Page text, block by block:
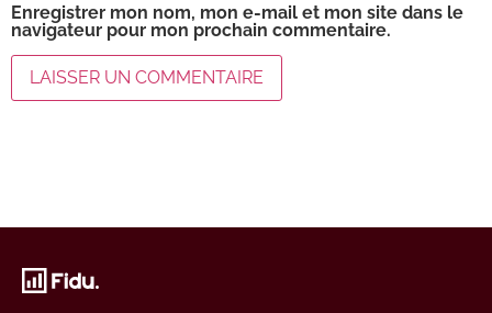
Enregistrer mon nom, mon e-mail et mon site dans le
navigateur pour mon prochain commentaire.